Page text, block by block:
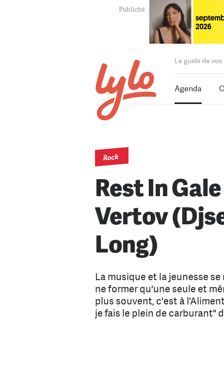
Le guide de
Agenda
Rock
Rest In
Vertov
Long)
La musique et la jeunesse
ne former qu'une seule et
plus souvent, c'est à
je fais le plein de carburant"